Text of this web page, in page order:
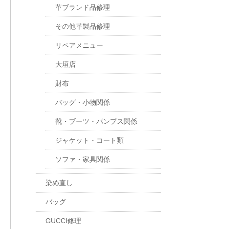
革ブランド品修理
その他革製品修理
リペアメニュー
大垣店
財布
バッグ・小物関係
靴・ブーツ・パンプス関係
ジャケット・コート類
ソファ・家具関係
染め直し
バッグ
GUCCI修理